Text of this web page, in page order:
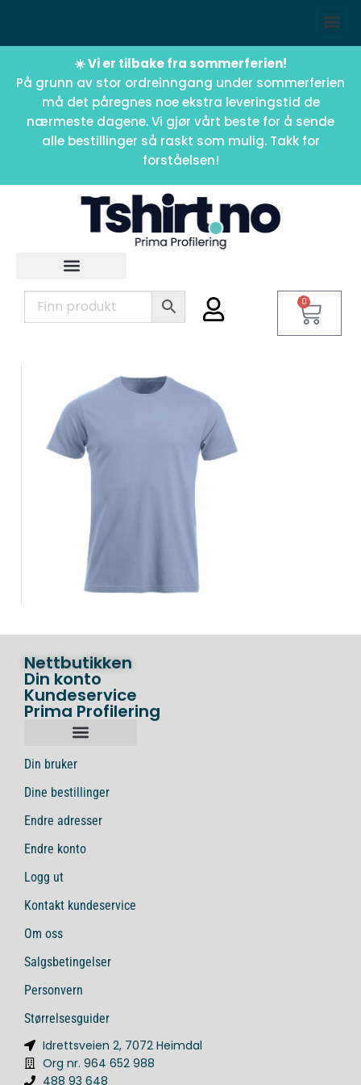
☀️ Vi er tilbake fra sommerferien!
På grunn av stor ordreinngang under sommerferien
må det påregnes noe ekstra leveringstid de
nærmeste dagene. Vi gjør vårt beste for å sende
alle bestillinger så raskt som mulig. Takk for
forståelsen!
0
Nettbutikken
Din konto
Kundeservice
Prima Profilering
Din bruker
Dine bestillinger
Endre adresser
Endre konto
Logg ut
Kontakt kundeservice
Om oss
Salgsbetingelser
Personvern
Størrelsesguider
Idrettsveien 2, 7072 Heimdal
Org nr. 964 652 988
488 93 648